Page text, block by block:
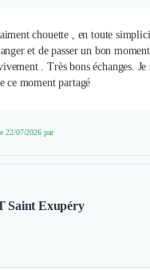
chouette , en toute
et de passer un bon
. Très bons échanges. Je
ce moment partagé
22/07/2026 par
Saint Exupéry